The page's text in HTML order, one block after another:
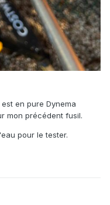
en pure Dynema
mon précédent fusil.
pour le tester.